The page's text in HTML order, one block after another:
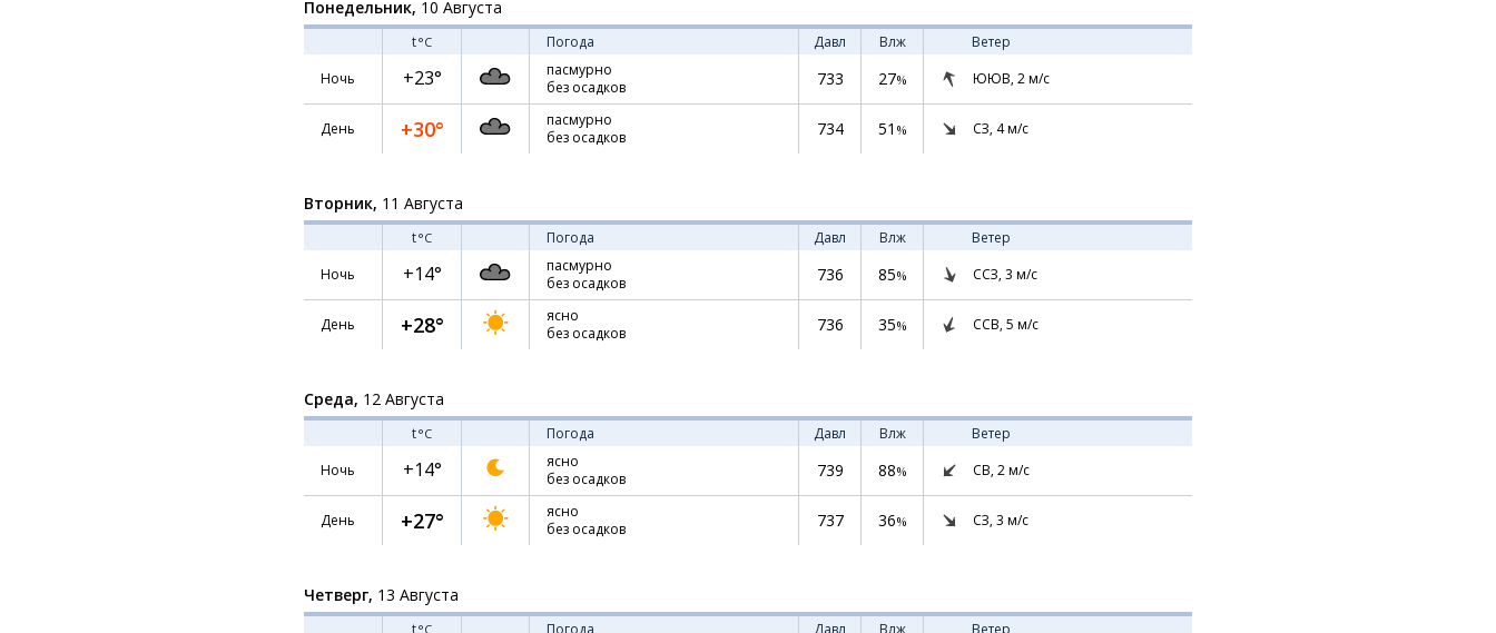
Понедельник, 10 Августа
t°C Погода Давл Влж
Ветер
Ночь
+23°
пасмурно
без осадков
733 27% ЮЮВ, 2м/с
День +30°
пасмурно
без осадков
734 51 % СЗ, 4м/с
Вторник, 11 Августа
t°C Погода Давл Влж
Ветер
Ночь
+14°
пасмурно
без осадков
736 85% ССЗ, 3 м/с
День +28°
ясно
без осадков
736 35% ССВ, 5 м/с
Среда, 12 Августа
t°C Погода Давл Влж
Ветер
Ночь
+14°
ясно
без осадков
739 88% СВ, 2м/с
День +27°
ясно
без осадков
737 36% СЗ, 3 м/с
Четверг, 13 Августа
t°C Погода Давл Влж
Ветер